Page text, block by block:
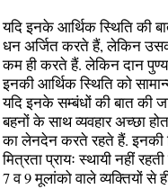
यदि इनके आर्थिक स्थिति की
धन अर्जित करते हैं, लेकिन
कम ही करते हैं. लेकिन दान
इनकी आर्थिक स्थिति को
यदि इनके सम्बंधों की बात की
बहनों के साथ व्यवहार अच्छा
का लेनदेन करते रहते हैं. इनकी
मित्रता प्रायः स्थायी नहीं
7 व 9 मूलांको वाले व्यक्तियों से